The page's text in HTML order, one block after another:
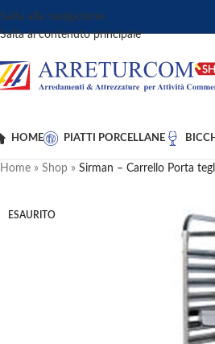
Salta alla navigazione
Salta al contenuto principale
HOME PIATTI PORCELLANE
Home » Shop » Sirman – Carrello Porta
ESAURITO